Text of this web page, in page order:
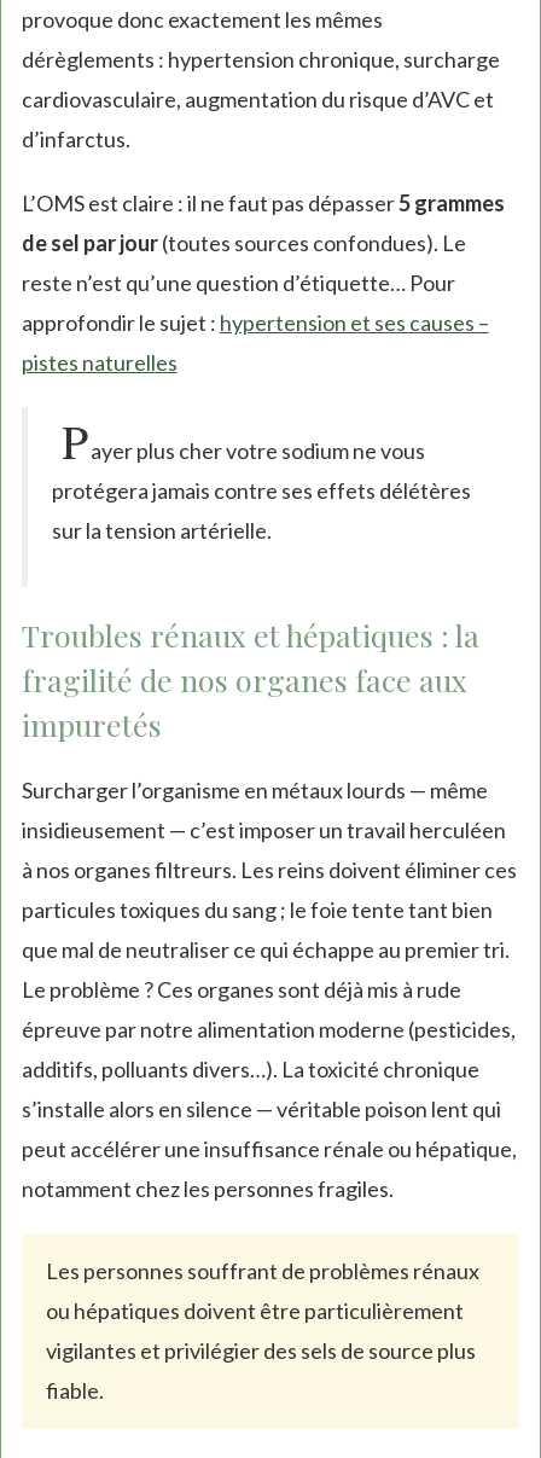
provoque donc exactement les mêmes
dérèglements : hypertension chronique, surcharge
cardiovasculaire, augmentation du risque d’AVC et
d’infarctus.
L’OMS est claire : il ne faut pas dépasser5 grammes
de sel par jour(toutes sources confondues). Le
reste n’est qu’une question d’étiquette… Pour
approfondir le sujet : hypertension et ses causes –
pistes naturelles
Payer plus cher votre sodium ne vous
protégera jamais contre ses effets délétères
sur la tension artérielle.
Troubles rénaux et hépatiques : la
fragilité de nos organes face aux
impuretés
Surcharger l’organisme en métaux lourds — même
insidieusement — c’est imposer un travail herculéen
à nos organes filtreurs. Les reins doivent éliminer ces
particules toxiques du sang ; le foie tente tant bien
que mal de neutraliser ce qui échappe au premier tri.
Le problème ? Ces organes sont déjà mis à rude
épreuve par notre alimentation moderne (pesticides,
additifs, polluants divers…). La toxicité chronique
s’installe alors en silence — véritable poison lent qui
peut accélérer une insuffisance rénale ou hépatique,
notamment chez les personnes fragiles.
Les personnes souffrant de problèmes rénaux
ou hépatiques doivent être particulièrement
vigilantes et privilégier des sels de source plus
fiable.